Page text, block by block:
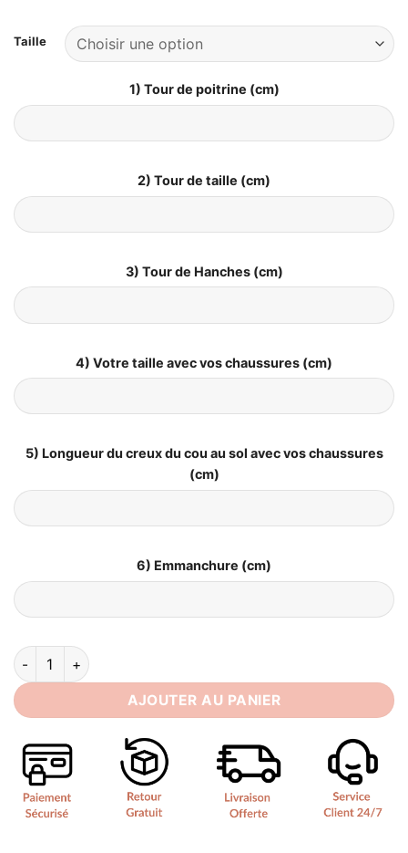
Taille
1) Tour de poitrine (cm)
2) Tour de taille (cm)
3) Tour de Hanches (cm)
4) Votre taille avec vos chaussures (cm)
5) Longueur du creux du cou au sol avec vos chaussures
(cm)
6) Emmanchure (cm)
quantité de Robe de Mariée Tzigane​
AJOUTER AU PANIER